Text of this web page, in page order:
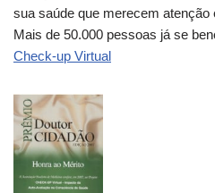
sua saúde que merecem atenção
Mais de 50.000 pessoas já se
Check-up Virtual